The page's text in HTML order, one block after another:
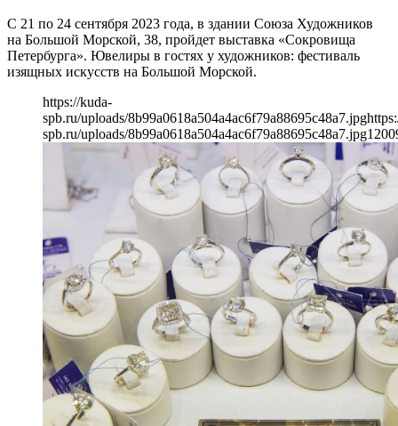
С 21 по 24 сентября 2023 года, в здании Союза Художников
на Большой Морской, 38, пройдет выставка «Сокровища
Петербурга». Ювелиры в гостях у художников: фестиваль
изящных искусств на Большой Морской.
https://kuda-
spb.ru/uploads/8b99a0618a504a4ac6f79a88695c48a7.jpg
spb.ru/uploads/8b99a0618a504a4ac6f79a88695c48a7.jpg1200